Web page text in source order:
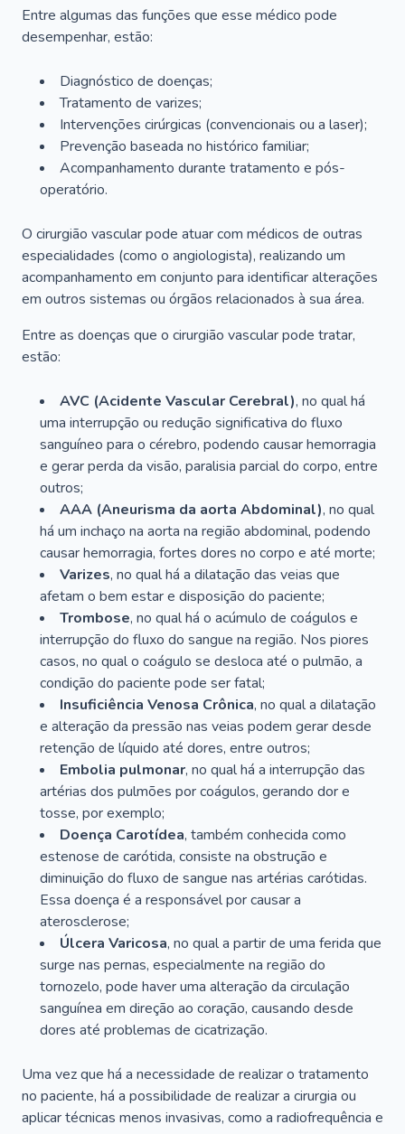
Entre algumas das funções que esse médico pode
desempenhar, estão:
Diagnóstico de doenças;
Tratamento de varizes;
Intervenções cirúrgicas (convencionais ou a laser);
Prevenção baseada no histórico familiar;
Acompanhamento durante tratamento e pós-
operatório.
O cirurgião vascular pode atuar com médicos de outras
especialidades (como o angiologista), realizando um
acompanhamento em conjunto para identificar alterações
em outros sistemas ou órgãos relacionados à sua área.
Entre as doenças que o cirurgião vascular pode tratar,
estão:
AVC (Acidente Vascular Cerebral), no qual há
uma interrupção ou redução significativa do fluxo
sanguíneo para o cérebro, podendo causar hemorragia
e gerar perda da visão, paralisia parcial do corpo, entre
outros;
AAA (Aneurisma da aorta Abdominal), no qual
há um inchaço na aorta na região abdominal, podendo
causar hemorragia, fortes dores no corpo e até morte;
Varizes, no qual há a dilatação das veias que
afetam o bem estar e disposição do paciente;
Trombose, no qual há o acúmulo de coágulos e
interrupção do fluxo do sangue na região. Nos piores
casos, no qual o coágulo se desloca até o pulmão, a
condição do paciente pode ser fatal;
Insuficiência Venosa Crônica, no qual a dilatação
e alteração da pressão nas veias podem gerar desde
retenção de líquido até dores, entre outros;
Embolia pulmonar, no qual há a interrupção das
artérias dos pulmões por coágulos, gerando dor e
tosse, por exemplo;
Doença Carotídea, também conhecida como
estenose de carótida, consiste na obstrução e
diminuição do fluxo de sangue nas artérias carótidas.
Essa doença é a responsável por causar a
aterosclerose;
Úlcera Varicosa, no qual a partir de uma ferida que
surge nas pernas, especialmente na região do
tornozelo, pode haver uma alteração da circulação
sanguínea em direção ao coração, causando desde
dores até problemas de cicatrização.
Uma vez que há a necessidade de realizar o tratamento
no paciente, há a possibilidade de realizar a cirurgia ou
aplicar técnicas menos invasivas, como a radiofrequência e